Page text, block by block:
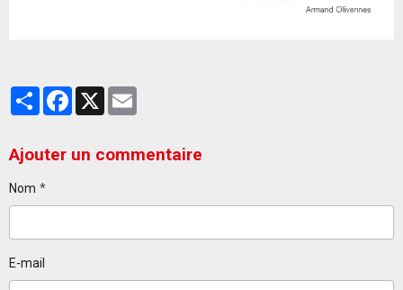
PartagerFacebook
X
Ajouter un commentaire
Nom
E-mail